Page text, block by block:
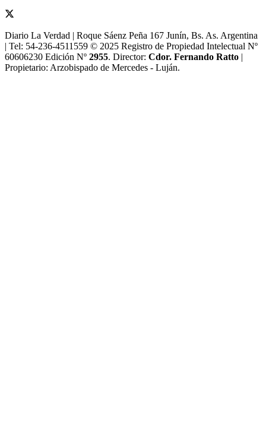
Diario La Verdad | Roque Sáenz Peña 167 Junín, Bs. As. Argentina
| Tel: 54-236-4511559 © 2025 Registro de Propiedad Intelectual Nº
60606230 Edición Nº 2955. Director:​ Cdor. Fernando Ratto |
Propietario:​ Arzobispado de Mercedes - Luján.